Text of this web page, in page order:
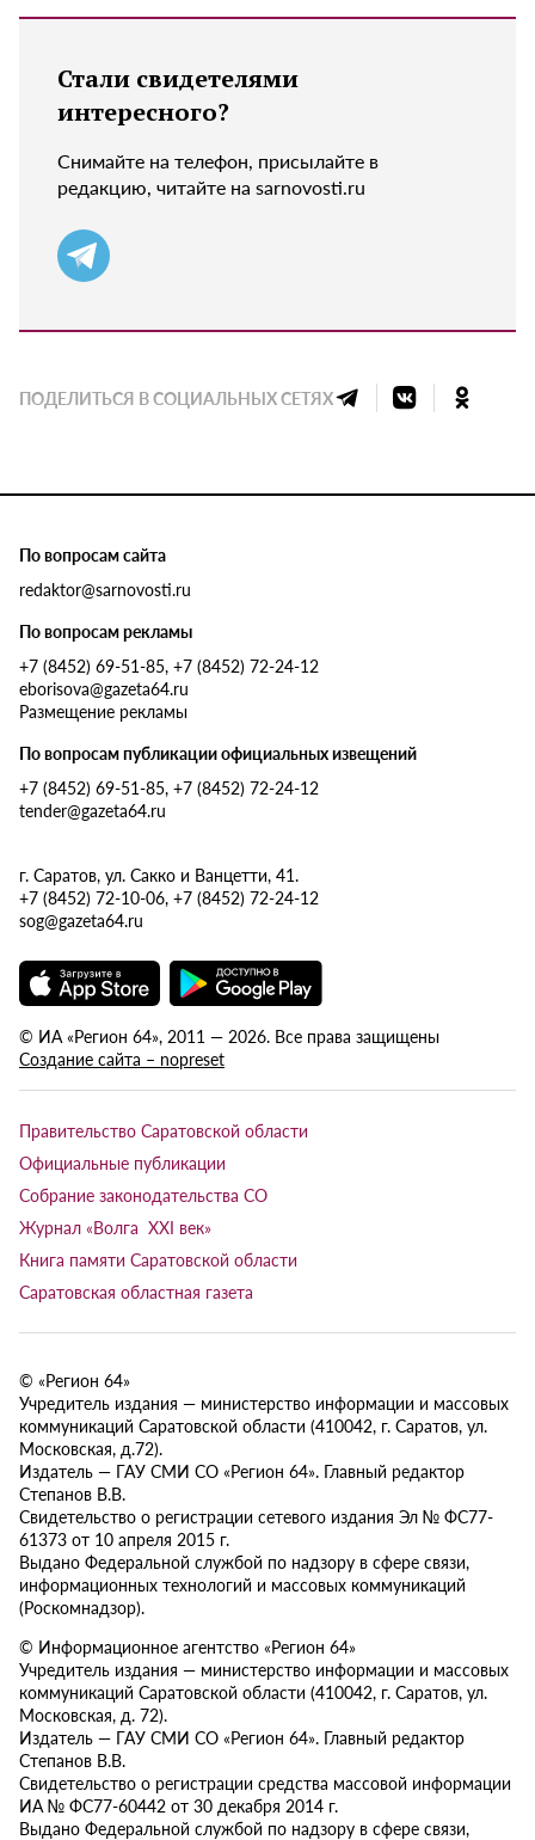
Стали свидетелями
интересного?
Снимайте на телефон, присылайте в
редакцию, читайте на sarnovosti.ru
ПОДЕЛИТЬСЯ В СОЦИАЛЬНЫХ СЕТЯХ
По вопросам сайта
redaktor@sarnovosti.ru
По вопросам рекламы
+7 (8452) 69-51-85, +7 (8452) 72-24-12
eborisova@gazeta64.ru
Размещение рекламы
По вопросам публикации официальных извещений
+7 (8452) 69-51-85, +7 (8452) 72-24-12
tender@gazeta64.ru
г. Саратов, ул. Сакко и Ванцетти, 41.
+7 (8452) 72-10-06, +7 (8452) 72-24-12
sog@gazeta64.ru
© ИА «Регион 64», 2011 — 2026. Все права защищены
Создание сайта – nopreset
Правительство Саратовской области
Официальные публикации
Собрание законодательства СО
Журнал «Волга XXI век»
Книга памяти Саратовской области
Саратовская областная газета
© «Регион 64»
Учредитель издания — министерство информации и массовых
коммуникаций Саратовской области (410042, г. Саратов, ул.
Московская, д.72).
Издатель — ГАУ СМИ СО «Регион 64». Главный редактор
Степанов В.В.
Свидетельство о регистрации сетевого издания Эл № ФС77-
61373 от 10 апреля 2015 г.
Выдано Федеральной службой по надзору в сфере связи,
информационных технологий и массовых коммуникаций
(Роскомнадзор).
© Информационное агентство «Регион 64»
Учредитель издания — министерство информации и массовых
коммуникаций Саратовской области (410042, г. Саратов, ул.
Московская, д. 72).
Издатель — ГАУ СМИ СО «Регион 64». Главный редактор
Степанов В.В.
Свидетельство о регистрации средства массовой информации
ИА № ФС77-60442 от 30 декабря 2014 г.
Выдано Федеральной службой по надзору в сфере связи,